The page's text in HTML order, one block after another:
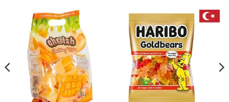
tháng kể từ ngày sản xuất. Nơi sản xuất: Germany/Turkey.
Liên hệ với Sài Gòn O2O
Trang Fanpage Sài Gòn O2O
Hệ thống của chúng tôi
Kim Sài Gòn phân phối băng keo
Fortadeck ván sàn